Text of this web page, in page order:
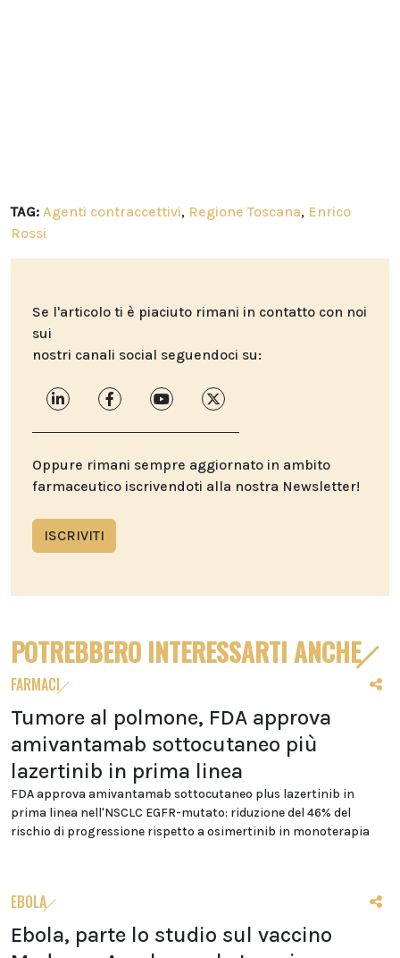
TAG: Agenti contraccettivi, Regione Toscana, Enrico
Rossi
Se l'articolo ti è piaciuto rimani in contatto con noi
sui
nostri canali social seguendoci su:
Oppure rimani sempre aggiornato in ambito
farmaceutico iscrivendoti alla nostra Newsletter!
ISCRIVITI
POTREBBERO INTERESSARTI ANCHE
FARMACI
Tumore al polmone, FDA approva
amivantamab sottocutaneo più
lazertinib in prima linea
FDA approva amivantamab sottocutaneo plus lazertinib in
prima linea nell'NSCLC EGFR-mutato: riduzione del 46% del
rischio di progressione rispetto a osimertinib in monoterapia
EBOLA
Ebola, parte lo studio sul vaccino